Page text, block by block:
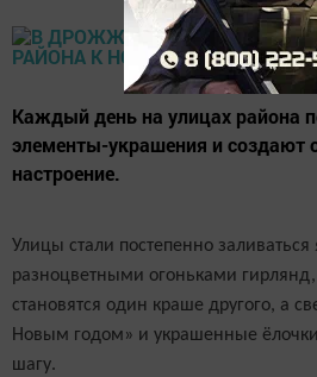
Каждый день на улицах района
элементы-украшения и создают
настроение.
Улицы стали постепенно
разноцветными огоньками
становятся один краше другого, а
Новым годом» и украшенные
шагу.